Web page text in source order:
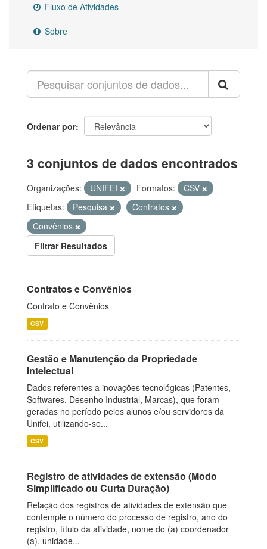
Fluxo de Atividades
Sobre
Ordenar por
3 conjuntos de dados encontrados
Organizações: UNIFEI Formatos:
CSV
Etiquetas:
Pesquisa
Contratos
Convênios
Filtrar Resultados
Contratos e Convênios
Contrato e Convênios
CSV
Gestão e Manutenção da Propriedade
Intelectual
Dados referentes a inovações tecnológicas (Patentes,
Softwares, Desenho Industrial, Marcas), que foram
geradas no período pelos alunos e/ou servidores da
Unifei, utilizando-se...
CSV
Registro de atividades de extensão (Modo
Simplificado ou Curta Duração)
Relação dos registros de atividades de extensão que
contemple o número do processo de registro, ano do
registro, título da atividade, nome do (a) coordenador
(a), unidade...